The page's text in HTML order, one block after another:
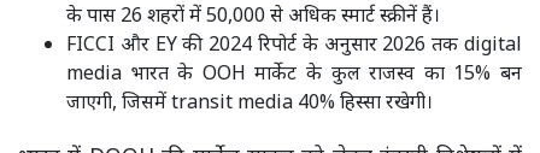
के पास 26 शहरों में 50,000 से अधिक स्मार्ट स्क्रीनें हैं।
FICCI और EY की 2024 रिपोर्ट के अनुसार 2026 तक digital
media भारत के OOH मार्केट के कुल राजस्व का 15% बन
जाएगी, जिसमें transit media 40% हिस्सा रखेगी।